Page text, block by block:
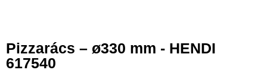
Pizzarács – ø330 mm - HENDI
617540